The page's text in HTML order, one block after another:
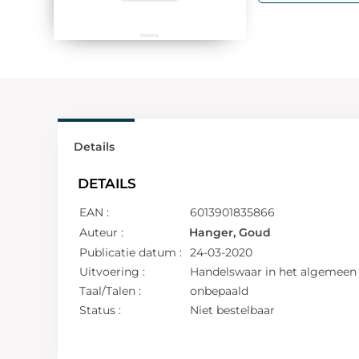
Details
DETAILS
EAN :
6013901835866
Auteur :
Hanger, Goud
Publicatie datum :
24-03-2020
Uitvoering :
Handelswaar in het algemeen
Taal/Talen :
onbepaald
Status :
Niet bestelbaar